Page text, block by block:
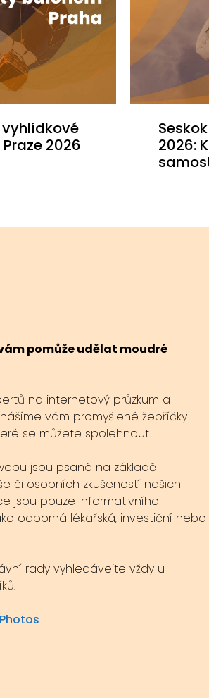
vyhlídkové
2026
2026:
pomůže udělat moudré
na internetový průzkum a
vám promyšlené žebříčky
se můžete spolehnout.
jsou psané na základě
či osobních zkušeností našich
jsou pouze informativního
odborná lékařská, investiční nebo
rady vyhledávejte vždy u